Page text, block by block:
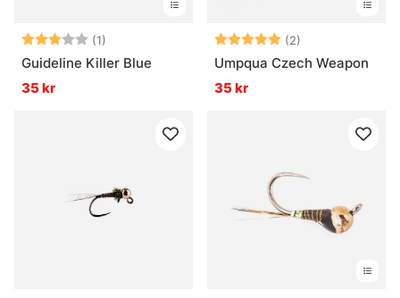
Betyg: (1)
3.0 utav 5 stjärnor
Guideline Killer Blue
35 kr
Betyg: (2)
Umpqua Czech Weapon
35 kr